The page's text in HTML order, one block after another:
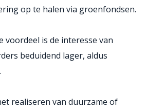
op te halen via groenfondsen.
voordeel is de interesse van
beduidend lager, aldus
realiseren van duurzame of